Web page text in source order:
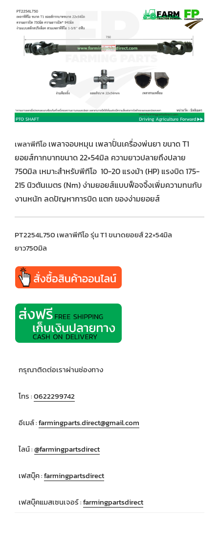
เพลาพีทีโอ เพลาจอบหมุน เพลาปั่นเครื่องพ่นยา ขนาด T1
ยอยส์กากบาทขนาด 22×54มิล ความยาวปลายถึงปลาย
750มิล เหมาะสำหรับพีทีโอ 10-20 แรงม้า (HP) แรงบิด 175-
215 นิวตันเมตร (Nm) ง่ามยอยส์แบบฟ็อจจิ้งเพิ่มความทนกับ
งานหนัก ลดปัญหาการบิด แตก ของง่ามยอยส์
PT2254L750 เพลาพีทีโอ รุ่น T1 ขนาดยอยส์ 22×54มิล
ยาว750มิล
กรุณาติดต่อเราผ่านช่องทาง
โทร :0622299742
อีเมล์ :farmingparts.direct@gmail.com
ไลน์ :@farmingpartsdirect
เฟสบุ๊ค :farmingpartsdirect
เฟสบุ๊คแมสเซนเจอร์ :farmingpartsdirect